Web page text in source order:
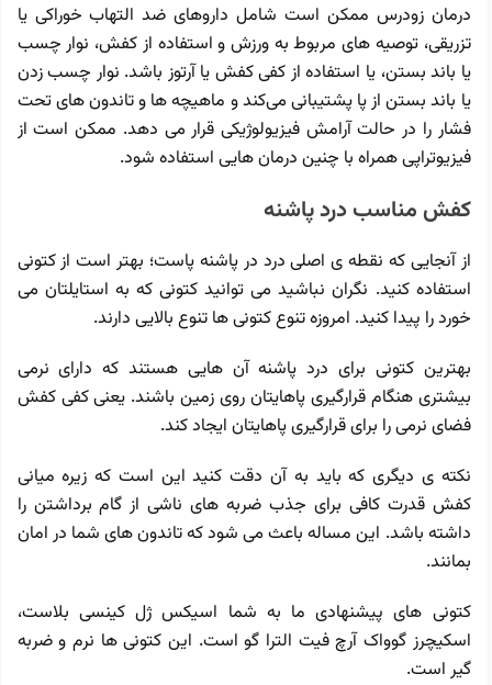
درمان زودرس ممکن است شامل داروهای ضد التهاب خوراکی یا
تزریقی، توصیه ‌های مربوط به ورزش و استفاده از کفش، نوار چسب
یا باند بستن، یا استفاده از کفی کفش یا آرتوز باشد. نوار چسب زدن
یا باند بستن از پا پشتیبانی می‌کند و ماهیچه ‌ها و تاندون‌ های تحت
فشار را در حالت آرامش فیزیولوژیکی قرار می ‌دهد. ممکن است از
فیزیوتراپی همراه با چنین درمان ‌هایی استفاده شود.
کفش مناسب درد پاشنه
از آنجایی که نقطه ی اصلی درد در پاشنه پاست؛ بهتر است از کتونی
استفاده کنید. نگران نباشید می توانید کتونی که به استایلتان می
خورد را پیدا کنید. امروزه تنوع کتونی ها تنوع بالایی دارند.
بهترین کتونی برای درد پاشنه آن هایی هستند که دارای نرمی
بیشتری هنگام قرارگیری پاهایتان روی زمین باشند. یعنی کفی کفش
فضای نرمی را برای قرارگیری پاهایتان ایجاد کند.
نکته ی دیگری که باید به آن دقت کنید این است که زیره میانی
کفش قدرت کافی برای جذب ضربه های ناشی از گام برداشتن را
داشته باشد. این مساله باعث می شود که تاندون های شما در امان
بمانند.
کتونی های پیشنهادی ما به شما اسیکس ژل کینسی بلاست،
اسکیچرز گوواک آرچ فیت الترا گو است. این کتونی ها نرم و ضربه
گیر است.